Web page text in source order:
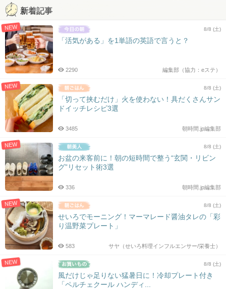
新着記事
NEW 8/8 (土)
「活気がある」を1単語の英語で言うと？
編集部（協力：eステ）
2290
NEW 8/8 (土)
「切って挟むだけ」火を使わない！具だくさんサン
ドイッチレシピ3選
朝時間.jp編集部
3485
NEW 8/8 (土)
お盆の来客前に！朝の短時間で整う“玄関・リビン
グ”リセット術3選
朝時間.jp編集部
336
NEW 8/8 (土)
せいろでモーニング！マーマレード醤油タレの「彩
り温野菜プレート」
サヤ（せいろ料理インフルエンサー/栄養士）
583
NEW 8/8 (土)
風だけじゃ足りない猛暑日に！冷却プレート付き
「ペルチェクール ハンディ...